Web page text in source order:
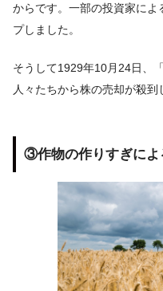
からです。一部の投資家によ
プしました。
そうして1929年10月24日、
人々たちから株の売却が殺到
③作物の作りすぎによ